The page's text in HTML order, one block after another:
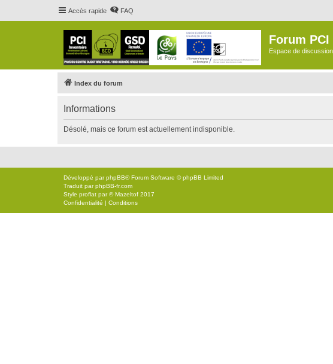
Accès rapide FAQ
Forum PCI
Espace de
Index du forum
Informations
Désolé, mais ce forum est actuellement indisponible.
Développé parphpBB® Forum Software © phpBB Limited
Traduit parphpBB-fr.com
Style proflat par ©Mazeltof 2017
Confidentialité | Conditions